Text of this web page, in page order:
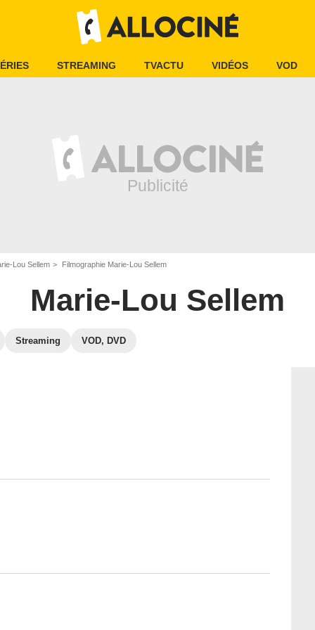
STREAMING TVACTU VIDÉOS VOD
Lou Sellem Filmographie Marie-Lou Sellem
Marie-Lou Sellem
Streaming VOD, DVD